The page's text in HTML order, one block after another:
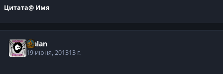
Цитата@ Имя
Malan
19 июня, 201313 г.